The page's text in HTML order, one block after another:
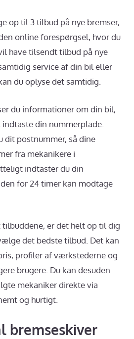
op til 3 tilbud på nye bremser,
online forespørgsel, hvor du
have tilsendt tilbud på nye
service af din bil eller
du oplyse det samtidig.
du informationer om din bil,
din nummerplade.
dit postnummer, så dine
fra mekanikere i
indtaster du din
for 24 timer kan modtage
er det helt op til dig
det bedste tilbud. Det kan
profiler af værkstederne og
brugere. Du kan desuden
mekaniker direkte via
og hurtigt.
bremseskiver